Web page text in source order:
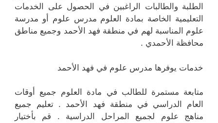
الطلبة والطالبات الراغبين في الحصول على الخدمات
التعليمية الخاصة بمادة العلوم مدرس علوم أو مدرسة
علوم المناسبة لهم في منطقة فهد الأحمد وجميع مناطق
محافظة الأحمدي .
خدمات يوفرها مدرس علوم في فهد الأحمد
متابعة مستمرة للطالب في مادة العلوم جميع أوقات
العام الدراسي في منطقة فهد الأحمد . تعليم جميع
مناهج علوم لجميع المراحل الدراسية . قم بأختيار